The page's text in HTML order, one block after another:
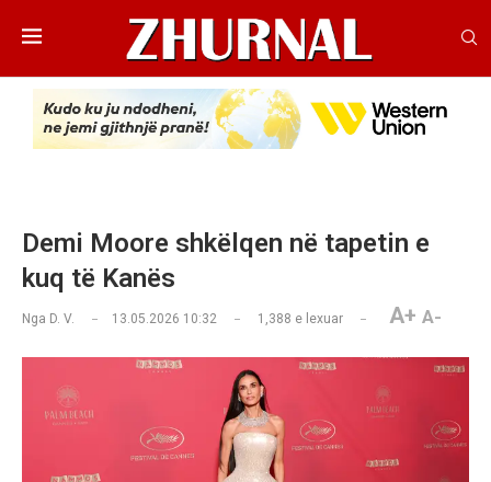
Demi Moore shkëlqen në tapetin e
kuq të Kanës
Nga D. V. 13.05.2026 10:32 1,388 e lexuar A+ A-